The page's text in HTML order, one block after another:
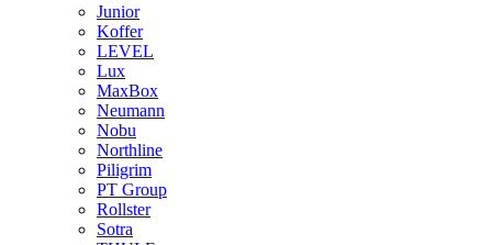
Junior
Koffer
LEVEL
Lux
MaxBox
Neumann
Nobu
Northline
Piligrim
PT Group
Rollster
Sotra